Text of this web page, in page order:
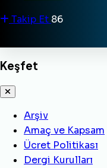
Takip Et 86
Keşfet
Arşiv
Amaç ve Kapsam
Ücret Politikası
Dergi Kurulları